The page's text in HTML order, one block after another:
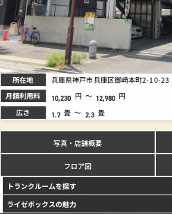
所在地 兵庫県神戸市兵庫区御崎本町2-10-23
月額利用料 10,230 円 ～ 12,980 円
広さ 1.7 畳 ～ 2.3 畳
写真・店舗概要
フロア図
トランクルームを探す
ライゼボックスの魅力